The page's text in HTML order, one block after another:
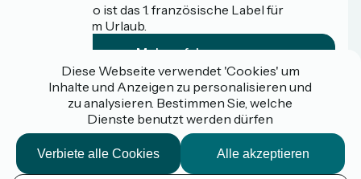
Accueil Vélo ist das 1. französische Label für
Radfahrer im Urlaub.
Mehr erfahren
Gefördert im Rahmen von Destination France
Espace pro / presse
Diese Webseite verwendet 'Cookies' um
Inhalte und Anzeigen zu personalisieren und
zu analysieren. Bestimmen Sie, welche
Dienste benutzt werden dürfen
Alle akzeptieren
Verbiete alle Cookies